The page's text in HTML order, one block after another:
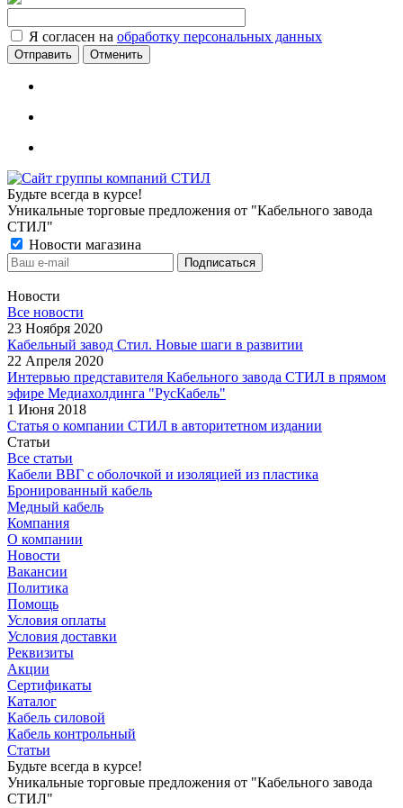
Я согласен на обработку персональных данных
Отменить
Будьте всегда в курсе!
Уникальные торговые предложения от "Кабельного завода
СТИЛ"
Новости магазина
Новости
Все новости
23 Ноября 2020
Кабельный завод Стил. Новые шаги в развитии
22 Апреля 2020
Интервью представителя Кабельного завода СТИЛ в прямом
эфире Медиахолдинга "РусКабель"
1 Июня 2018
Статья о компании СТИЛ в авторитетном издании
Статьи
Все статьи
Кабели ВВГ с оболочкой и изоляцией из пластика
Бронированный кабель
Медный кабель
Компания
О компании
Новости
Вакансии
Политика
Помощь
Условия оплаты
Условия доставки
Реквизиты
Акции
Сертификаты
Каталог
Кабель силовой
Кабель контрольный
Статьи
Будьте всегда в курсе!
Уникальные торговые предложения от "Кабельного завода
СТИЛ"